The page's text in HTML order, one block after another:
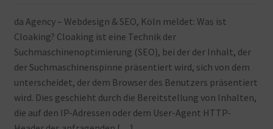
da Agency – Webdesign & SEO, Köln meldet: Was ist
Cloaking? Cloaking ist eine Technik der
Suchmaschinenoptimierung (SEO), bei der der Inhalt, der
der Suchmaschinenspinne präsentiert wird, sich von dem
unterscheidet, der dem Browser des Benutzers präsentiert
wird. Dies geschieht durch die Bereitstellung von Inhalten,
die auf den IP-Adressen oder dem User-Agent HTTP-